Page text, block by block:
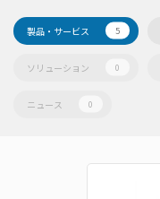
製品・サービス 5
ソリューション 0
ニュース 0